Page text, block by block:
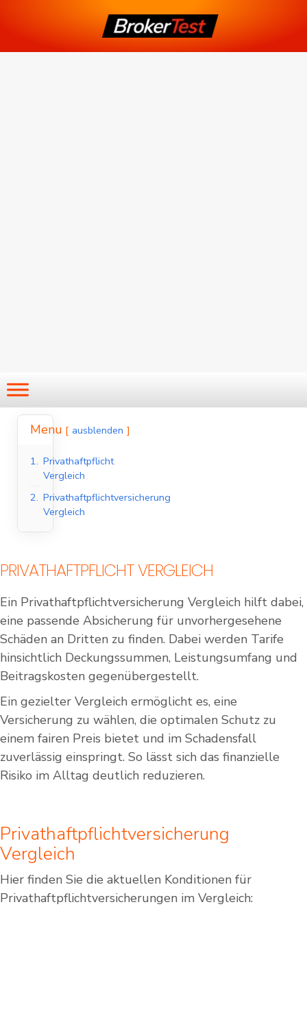
Menu ausblenden
1. Privathaftpflicht
Vergleich
2. Privathaftpflichtversicherung
Vergleich
PRIVATHAFTPFLICHT VERGLEICH
Ein Privathaftpflichtversicherung Vergleich hilft dabei,
eine passende Absicherung für unvorhergesehene
Schäden an Dritten zu finden. Dabei werden Tarife
hinsichtlich Deckungssummen, Leistungsumfang und
Beitragskosten gegenübergestellt.
Ein gezielter Vergleich ermöglicht es, eine
Versicherung zu wählen, die optimalen Schutz zu
einem fairen Preis bietet und im Schadensfall
zuverlässig einspringt. So lässt sich das finanzielle
Risiko im Alltag deutlich reduzieren.
Privathaftpflichtversicherung
Vergleich
Hier finden Sie die aktuellen Konditionen für
Privathaftpflichtversicherungen im Vergleich: